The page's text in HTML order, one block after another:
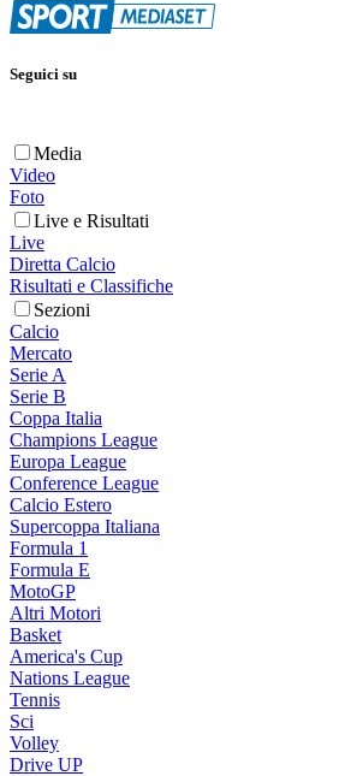
Seguici su
Media
Video
Foto
Live e Risultati
Live
Diretta Calcio
Risultati e Classifiche
Sezioni
Calcio
Mercato
Serie A
Serie B
Coppa Italia
Champions League
Europa League
Conference League
Calcio Estero
Supercoppa Italiana
Formula 1
Formula E
MotoGP
Altri Motori
Basket
America's Cup
Nations League
Tennis
Sci
Volley
Drive UP